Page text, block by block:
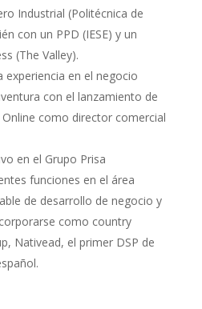
Industrial (Politécnica de
con un PPD (IESE) y un
(The Valley).
experiencia en el negocio
con el lanzamiento de
como director comercial
en el Grupo Prisa
funciones en el área
de desarrollo de negocio y
como country
Nativead, el primer DSP de